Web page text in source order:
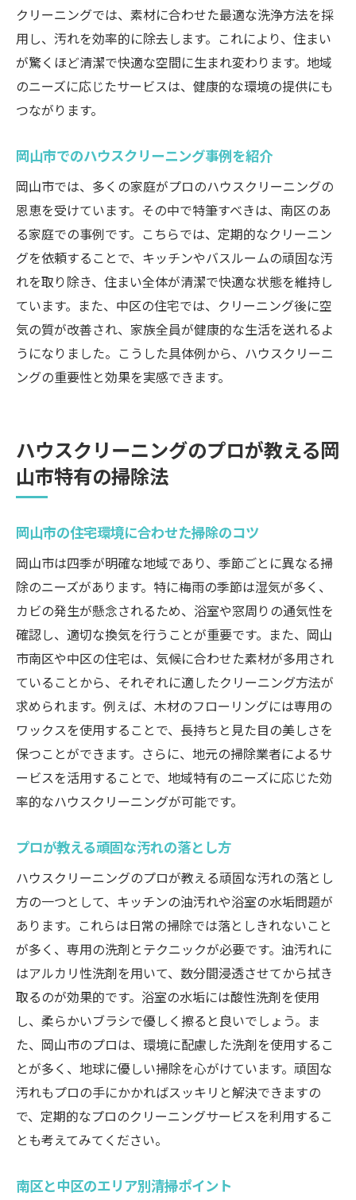
ント
経験者が語るクリーニング選びの注意点
関連検索から知る岡山市のハウスクリーニング
最新情報
グサービス
関連検索で見つけるクリーニングのお得情
報
ハウスクリーニング業界の新しい動向
今注目のクリーニング方法とは
関連キーワードから見る地域のニーズ
最新のクリーニング技術とその効果
クリーニングでは、素材に合わせた最適な洗浄方法を採
用し、汚れを効率的に除去します。これにより、住まい
が驚くほど清潔で快適な空間に生まれ変わります。地域
のニーズに応じたサービスは、健康的な環境の提供にも
つながります。
岡山市でのハウスクリーニング事例を紹介
岡山市では、多くの家庭がプロのハウスクリーニングの
恩恵を受けています。その中で特筆すべきは、南区のあ
る家庭での事例です。こちらでは、定期的なクリーニン
グを依頼することで、キッチンやバスルームの頑固な汚
れを取り除き、住まい全体が清潔で快適な状態を維持し
ています。また、中区の住宅では、クリーニング後に空
気の質が改善され、家族全員が健康的な生活を送れるよ
うになりました。こうした具体例から、ハウスクリーニ
ングの重要性と効果を実感できます。
ハウスクリーニングのプロが教える岡
山市特有の掃除法
岡山市の住宅環境に合わせた掃除のコツ
岡山市は四季が明確な地域であり、季節ごとに異なる掃
除のニーズがあります。特に梅雨の季節は湿気が多く、
カビの発生が懸念されるため、浴室や窓周りの通気性を
確認し、適切な換気を行うことが重要です。また、岡山
市南区や中区の住宅は、気候に合わせた素材が多用され
ていることから、それぞれに適したクリーニング方法が
求められます。例えば、木材のフローリングには専用の
ワックスを使用することで、長持ちと見た目の美しさを
保つことができます。さらに、地元の掃除業者によるサ
ービスを活用することで、地域特有のニーズに応じた効
率的なハウスクリーニングが可能です。
プロが教える頑固な汚れの落とし方
ハウスクリーニングのプロが教える頑固な汚れの落とし
方の一つとして、キッチンの油汚れや浴室の水垢問題が
あります。これらは日常の掃除では落としきれないこと
が多く、専用の洗剤とテクニックが必要です。油汚れに
はアルカリ性洗剤を用いて、数分間浸透させてから拭き
取るのが効果的です。浴室の水垢には酸性洗剤を使用
し、柔らかいブラシで優しく擦ると良いでしょう。ま
た、岡山市のプロは、環境に配慮した洗剤を使用するこ
とが多く、地球に優しい掃除を心がけています。頑固な
汚れもプロの手にかかればスッキリと解決できますの
で、定期的なプロのクリーニングサービスを利用するこ
とも考えてみてください。
南区と中区のエリア別清掃ポイント